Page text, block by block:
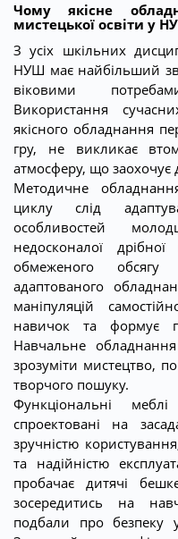
Чому якісне
мистецької освіти у
З усіх шкільних
НУШ має найбільший
віковими
Використання
якісного обладнання
гру, не викликає
атмосферу, що
Методичне
циклу слід
особливостей
недосконалої
обмеженого
адаптованого
маніпуляцій
навичок та формує
Навчальне
зрозуміти мистецтво,
творчого пошуку.
Функціональні
спроектовані на
зручністю
та надійністю
пробачає дитячі
зосередитись на
подбали про безпеку